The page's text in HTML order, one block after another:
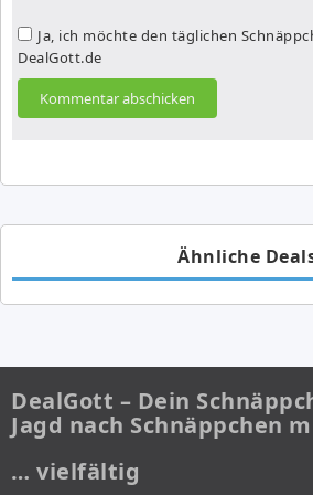
Ja, ich möchte den täglichen
DealGott.de
Ähnliche
DealGott – Dein
Jagd nach Schnäppchen
… vielfältig